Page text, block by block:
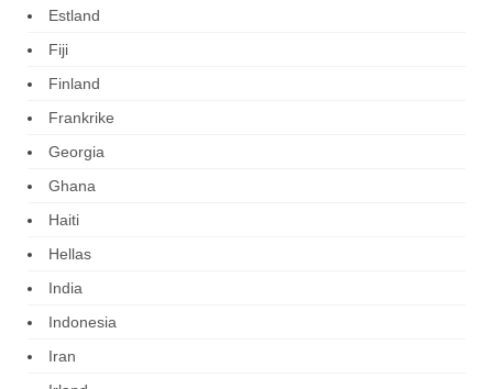
Estland
Fiji
Finland
Frankrike
Georgia
Ghana
Haiti
Hellas
India
Indonesia
Iran